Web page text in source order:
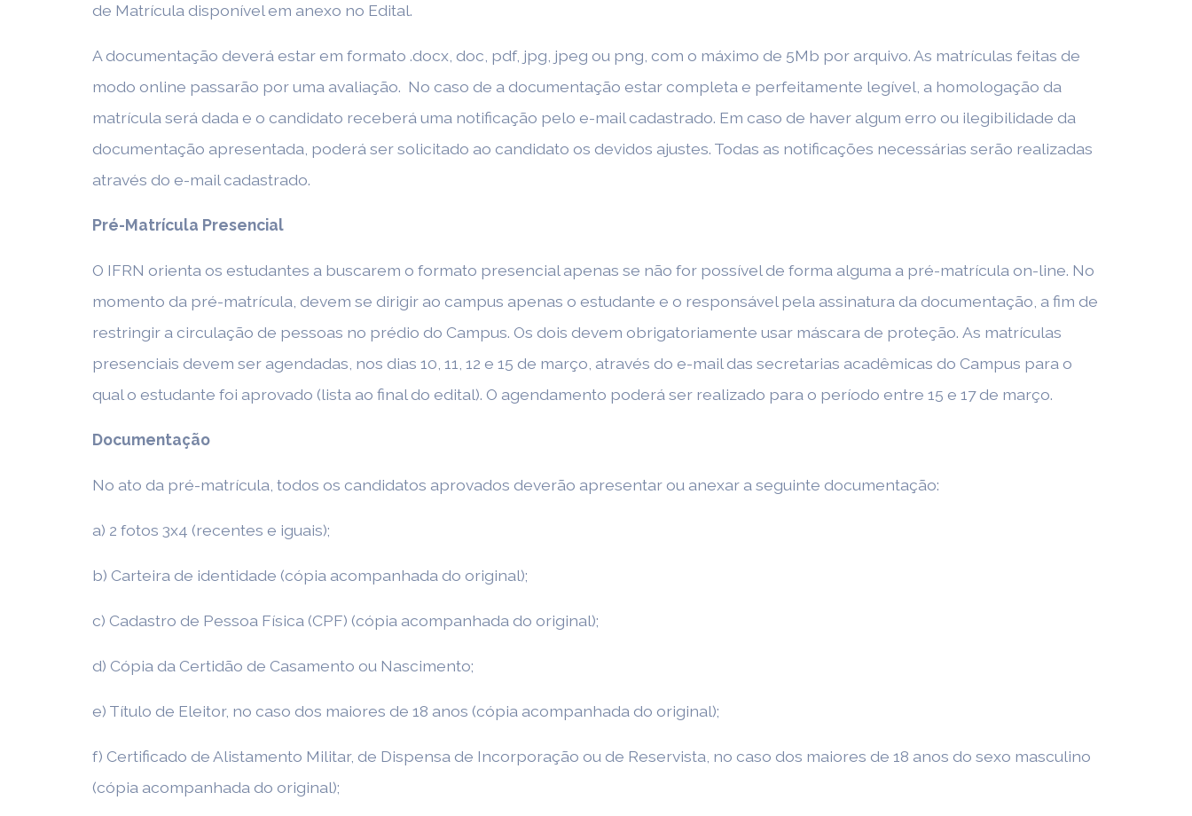
de Matrícula disponível em anexo no Edital.
A documentação deverá estar em formato .docx, doc, pdf, jpg, jpeg ou png, com o máximo de 5Mb por arquivo. As matrículas feitas de
modo online passarão por uma avaliação. No caso de a documentação estar completa e perfeitamente legível, a homologação da
matrícula será dada e o candidato receberá uma notificação pelo e-mail cadastrado. Em caso de haver algum erro ou ilegibilidade da
documentação apresentada, poderá ser solicitado ao candidato os devidos ajustes. Todas as notificações necessárias serão realizadas
através do e-mail cadastrado.
Pré-Matrícula Presencial
O IFRN orienta os estudantes a buscarem o formato presencial apenas se não for possível de forma alguma a pré-matrícula on-line. No
momento da pré-matrícula, devem se dirigir ao campus apenas o estudante e o responsável pela assinatura da documentação, a fim de
restringir a circulação de pessoas no prédio do Campus. Os dois devem obrigatoriamente usar máscara de proteção. As matrículas
presenciais devem ser agendadas, nos dias 10, 11, 12 e 15 de março, através do e-mail das secretarias acadêmicas do Campus para o
qual o estudante foi aprovado (lista ao final do edital). O agendamento poderá ser realizado para o período entre 15 e 17 de março.
Documentação
No ato da pré-matrícula, todos os candidatos aprovados deverão apresentar ou anexar a seguinte documentação:
a) 2 fotos 3x4 (recentes e iguais);
b) Carteira de identidade (cópia acompanhada do original);
c) Cadastro de Pessoa Física (CPF) (cópia acompanhada do original);
d) Cópia da Certidão de Casamento ou Nascimento;
e) Título de Eleitor, no caso dos maiores de 18 anos (cópia acompanhada do original);
f) Certificado de Alistamento Militar, de Dispensa de Incorporação ou de Reservista, no caso dos maiores de 18 anos do sexo masculino
(cópia acompanhada do original);